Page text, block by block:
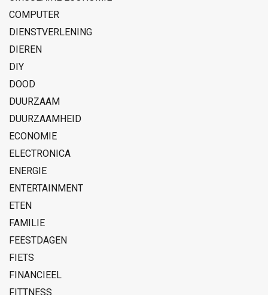
COMPUTER
DIENSTVERLENING
DIEREN
DIY
DOOD
DUURZAAM
DUURZAAMHEID
ECONOMIE
ELECTRONICA
ENERGIE
ENTERTAINMENT
ETEN
FAMILIE
FEESTDAGEN
FIETS
FINANCIEEL
FITTNESS